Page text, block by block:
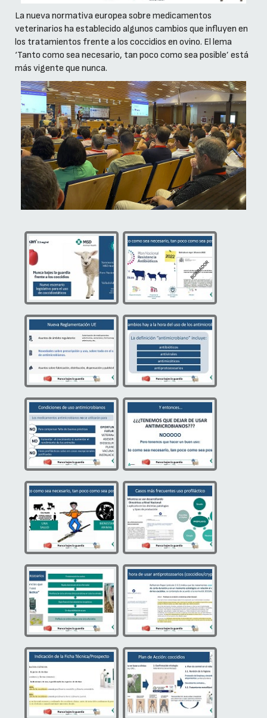
La nueva normativa europea sobre medicamentos
veterinarios ha establecido algunos cambios que influyen en
los tratamientos frente a los coccidios en ovino. El lema
‘Tanto como sea necesario, tan poco como sea posible’ está
más vigente que nunca.